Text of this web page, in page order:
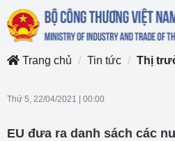
Trang chủ
Tin tức Thị
Thứ 5, 22/04/2021 00:00
EU đưa ra danh sách các